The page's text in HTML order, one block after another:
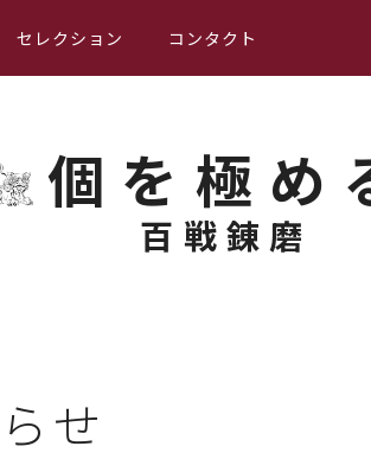
個を極め
百戦錬磨
セレクション コンタクト
せ